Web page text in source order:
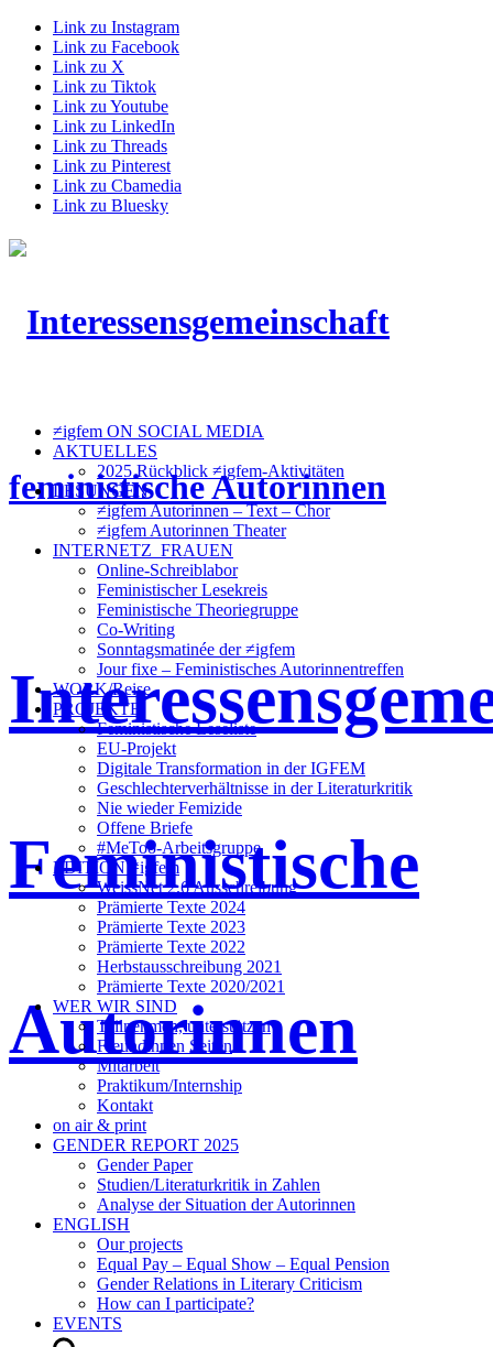
Link zu Instagram
Link zu Facebook
Link zu X
Link zu Tiktok
Link zu Youtube
Link zu LinkedIn
Link zu Threads
Link zu Pinterest
Link zu Cbamedia
Link zu Bluesky
Feministische
Autorinnen
≠igfem ON SOCIAL MEDIA
AKTUELLES
2025 Rückblick ≠igfem-Aktivitäten
LESUNGEN
≠igfem Autorinnen – Text – Chor
≠igfem Autorinnen Theater
INTERNETZ_FRAUEN
Online-Schreiblabor
Feministischer Lesekreis
Feministische Theoriegruppe
Co-Writing
Sonntagsmatinée der ≠igfem
Jour fixe – Feministisches Autorinnentreffen
WORK/Reise
PROJEKTE
Feministische Leseliste
EU-Projekt
Digitale Transformation in der IGFEM
Geschlechterverhältnisse in der Literaturkritik
Nie wieder Femizide
Offene Briefe
#MeToo-Arbeitsgruppe
EDITION ≠igfem
WeissNet 2.6 Ausschreibung
Prämierte Texte 2024
Prämierte Texte 2023
Prämierte Texte 2022
Herbstausschreibung 2021
Prämierte Texte 2020/2021
WER WIR SIND
Teilnehmen, unterstützen
Freundinnen Seiten
Mitarbeit
Praktikum/Internship
Kontakt
on air & print
GENDER REPORT 2025
Gender Paper
Studien/Literaturkritik in Zahlen
Analyse der Situation der Autorinnen
ENGLISH
Our projects
Equal Pay – Equal Show – Equal Pension
Gender Relations in Literary Criticism
How can I participate?
EVENTS